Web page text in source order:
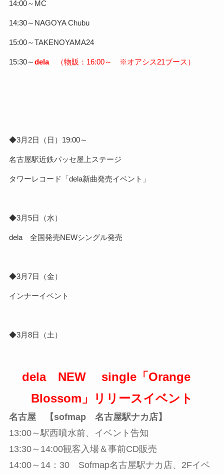
14:00～MC
14:30～NAGOYA Chubu
15:00～TAKENOYAMA24
15:30～dela （物販：16:00～ ※オアシス21ブース）
◆3月2日（日）19:00～
名古屋駅近鉄パッセ屋上ステージ
タワーレコード「dela新曲発売イベント」
◆3月5日（水）
dela 全国発売NEWシングル発売
◆3月7日（金）
インナーイベント
◆3月8日（土）
dela NEW single「Orange
Blossom」リリースイベント
名古屋 【sofmap 名古屋駅ナカ店】
13:00～駅西噴水前、イベント告知
13:30～14:00観客入場＆事前CD販売
14:00～14：30 Sofmap名古屋駅ナカ店、2Fイベ